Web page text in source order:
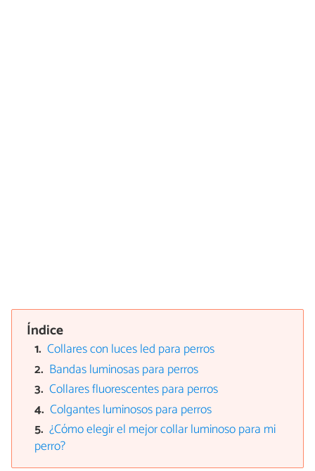
Índice
Collares con luces led para perros
Bandas luminosas para perros
Collares fluorescentes para perros
Colgantes luminosos para perros
¿Cómo elegir el mejor collar luminoso para mi
perro?